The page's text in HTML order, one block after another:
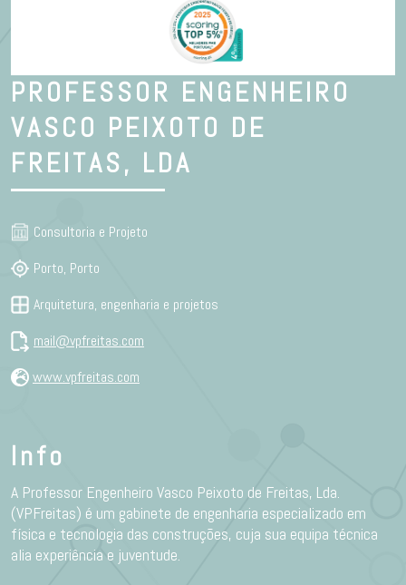
PROFESSOR ENGENHEIRO
VASCO PEIXOTO DE
FREITAS, LDA
Consultoria e Projeto
Porto, Porto
Arquitetura, engenharia e projetos
mail@vpfreitas.com
www.vpfreitas.com
Info
A Professor Engenheiro Vasco Peixoto de Freitas, Lda.
(VPFreitas) é um gabinete de engenharia especializado em
física e tecnologia das construções, cuja sua equipa técnica
alia experiência e juventude.